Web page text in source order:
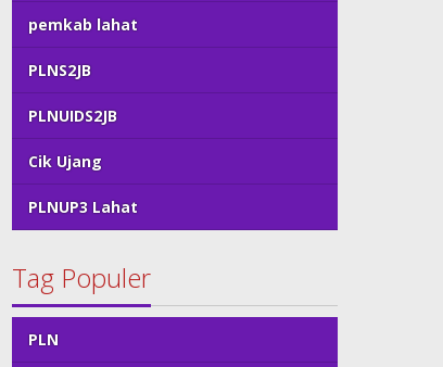
pemkab lahat
PLNS2JB
PLNUIDS2JB
Cik Ujang
PLNUP3 Lahat
Tag Populer
PLN